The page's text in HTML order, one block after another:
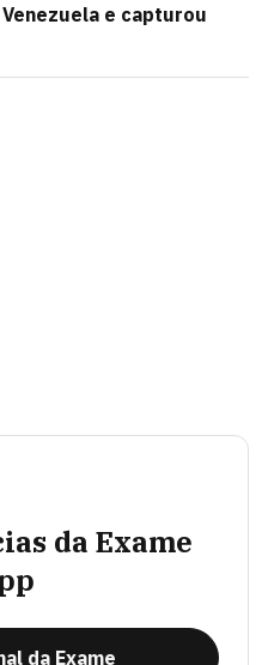
e capturou
da Exame
da Exame